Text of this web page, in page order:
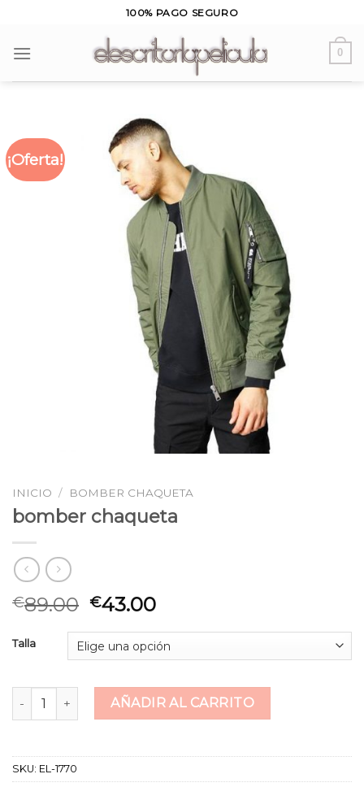
content
100% PAGO SEGURO
0
¡Oferta!
INICIO / BOMBER CHAQUETA
bomber chaqueta
€89.00 €43.00
Talla
bomber chaqueta cantidadAÑADIR AL CARRITO
SKU: EL-1770